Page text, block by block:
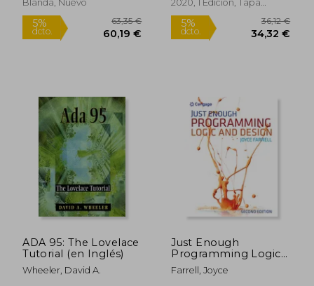
Blanda, Nuevo
5%
Py (en Inglés)
2020, 1 Edición, Tapa
Blanda, Nuevo
5%
dcto.
ADA 95: The Lovelace
Tutorial (en Inglés)
Wheeler, David A.
Just Enough
Programming Logic
and Design (en
Inglés)
Farrell, Joyce